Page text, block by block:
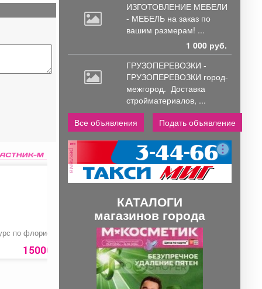
по флористике
15000 руб.
Букет «Облачко»
2550 руб.
Кварцвинил плитка
ИЗГОТОВЛЕНИЕ МЕБЕЛИ
- МЕБЕЛЬ на заказ по
вашим размерам! ...
1 000 руб.
ГРУЗОПЕРЕВОЗКИ -
ГРУЗОПЕРЕВОЗКИ город-
межгород. Доставка
стройматериалов, ...
Все объявления
Подать объявление
реклама
КАТАЛОГИ
магазинов города